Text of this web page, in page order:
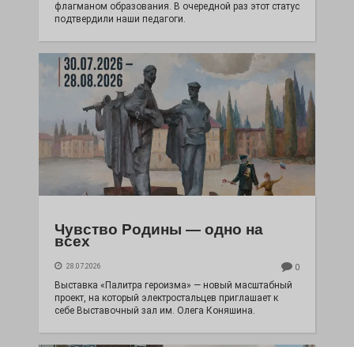
флагманом образования. В очередной раз этот статус
подтвердили наши педагоги.
Чувство Родины — одно на
всех
28.07.2026 0
Выставка «Палитра героизма» — новый масштабный
проект, на который электростальцев приглашает к
себе Выставочный зал им. Олега Коняшина.